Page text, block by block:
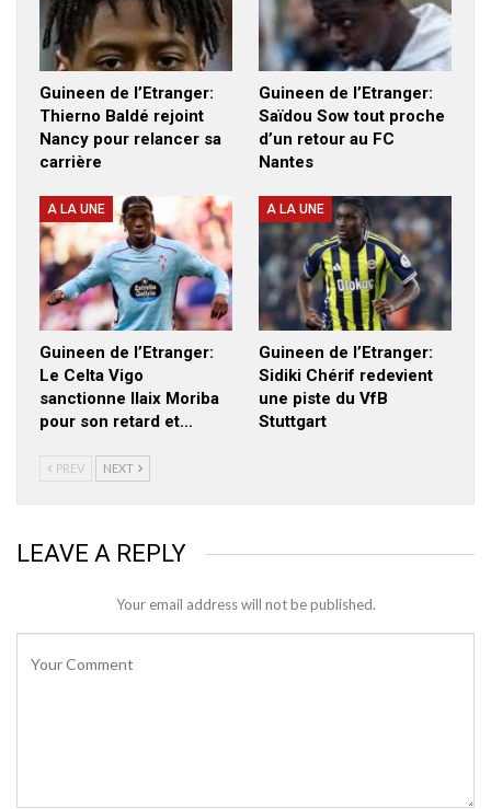
Guineen de l’Etranger:
Thierno Baldé rejoint
Nancy pour relancer sa
carrière
Guineen de l’Etranger:
Saïdou Sow tout proche
d’un retour au FC
Nantes
A LA UNE
Guineen de l’Etranger:
Le Celta Vigo
sanctionne Ilaix Moriba
pour son retard et…
A LA UNE
Guineen de l’Etranger:
Sidiki Chérif redevient
une piste du VfB
Stuttgart
PREV NEXT
LEAVE A REPLY
Your email address will not be published.